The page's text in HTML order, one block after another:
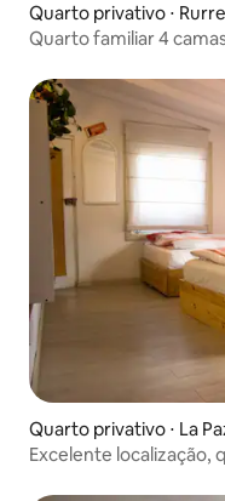
Quarto privativo ⋅
Quarto familiar 4
Quarto privativo ⋅ La
Excelente localização,